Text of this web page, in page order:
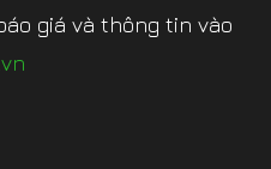
giá và thông tin vào